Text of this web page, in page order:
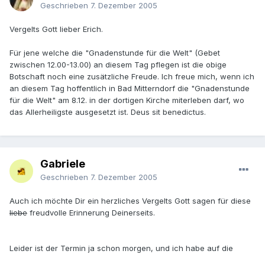
Geschrieben 7. Dezember 2005
Vergelts Gott lieber Erich.
Für jene welche die "Gnadenstunde für die Welt" (Gebet
zwischen 12.00-13.00) an diesem Tag pflegen ist die obige
Botschaft noch eine zusätzliche Freude. Ich freue mich, wenn ich
an diesem Tag hoffentlich in Bad Mitterndorf die "Gnadenstunde
für die Welt" am 8.12. in der dortigen Kirche miterleben darf, wo
das Allerheiligste ausgesetzt ist. Deus sit benedictus.
Gabriele
Geschrieben 7. Dezember 2005
Auch ich möchte Dir ein herzliches Vergelts Gott sagen für diese
liebe freudvolle Erinnerung Deinerseits.
Leider ist der Termin ja schon morgen, und ich habe auf die